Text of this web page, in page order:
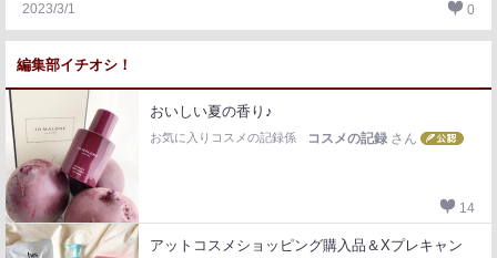
2023/3/1 0
編集部イチオシ！
おいしい夏の香り♪
お気に入りコスメの記録係 コスメの記録 さん
14
アットコスメショッピング購入品＆Xプレキャン